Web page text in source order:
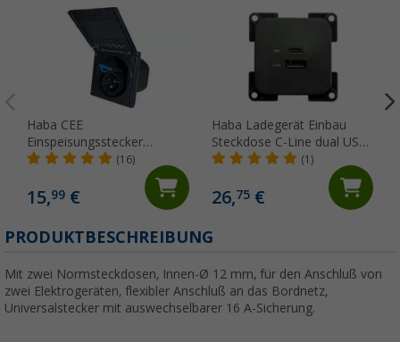
Haba CEE
Einspeisungsstecker
schwarz
(16)
15,99 €
Haba Ladegerät Einbau
Steckdose C-Line dual USB-
A und USB-C 10-24 Volt
(1)
26,75€
PRODUKTBESCHREIBUNG
Mit zwei Normsteckdosen, Innen-Ø 12 mm, für den Anschluß von
zwei Elektrogeräten, flexibler Anschluß an das Bordnetz,
Universalstecker mit auswechselbarer 16 A-Sicherung.